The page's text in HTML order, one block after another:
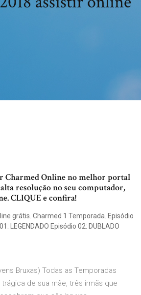
Charmed Online no melhor portal
resolução no seu computador,
CLIQUE e confira!
grátis. Charmed 1 Temporada. Episódio
LEGENDADO Episódio 02: DUBLADO
Bruxas) Todas as Temporadas
trágica de sua mãe, três irmãs que